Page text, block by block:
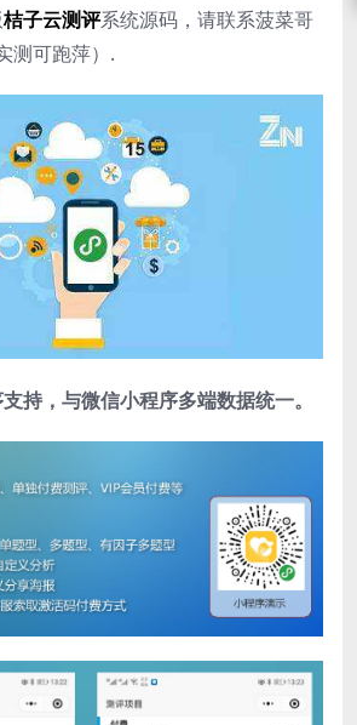
桔子云测评系统源码，请联系菠菜哥
测可跑萍）.
持，与微信小程序多端数据统一。